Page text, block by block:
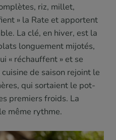
riz, millet,
» la Rate et apportent
La clé, en hiver, est la
longuement mijotés,
« réchauffent » et se
de saison rejoint le
qui sortaient le pot-
premiers froids. La
même rythme.